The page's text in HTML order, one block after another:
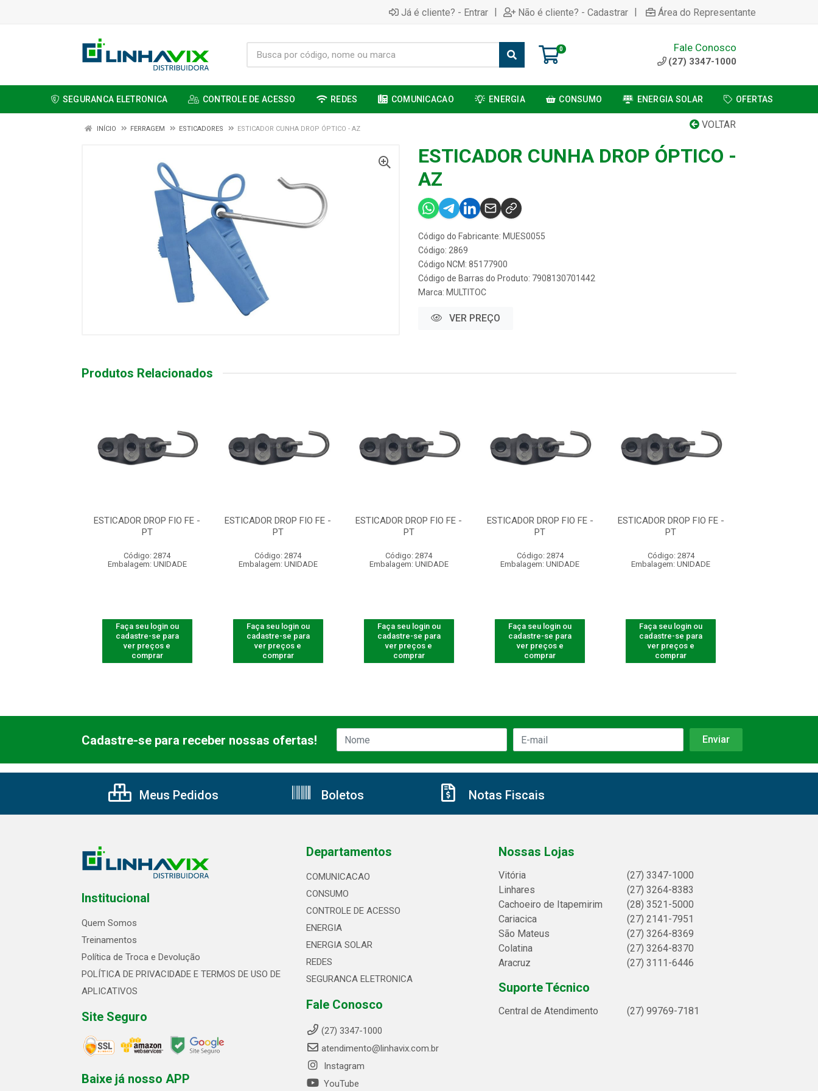
Já é cliente? - Entrar | Não é cliente? - Cadastrar | Área do Representante
0 Fale Conosco
(27) 3347-1000
SEGURANCA ELETRONICA CONTROLE DE ACESSO REDES COMUNICACAO ENERGIA CONSUMO ENERGIA SOLAR OFERTAS
VOLTAR
INÍCIO FERRAGEM ESTICADORES ESTICADOR CUNHA DROP ÓPTICO - AZ
ESTICADOR CUNHA DROP ÓPTICO -
AZ
Código do Fabricante: MUES0055
Código: 2869
Código NCM: 85177900
Código de Barras do Produto: 7908130701442
Marca: MULTITOC
VER PREÇO
Produtos Relacionados
ESTICADOR DROP FIO FE -
PT
Código: 2874
Embalagem: UNIDADE
Faça seu login ou
cadastre-se para
ver preços e
comprar
ESTICADOR DROP FIO FE -
PT
Código: 2874
Embalagem: UNIDADE
Faça seu login ou
cadastre-se para
ver preços e
comprar
ESTICADOR DROP FIO FE -
PT
Código: 2874
Embalagem: UNIDADE
Faça seu login ou
cadastre-se para
ver preços e
comprar
ESTICADOR DROP FIO FE -
PT
Código: 2874
Embalagem: UNIDADE
Faça seu login ou
cadastre-se para
ver preços e
comprar
ESTICADOR DROP FIO FE -
PT
Código: 2874
Embalagem: UNIDADE
Faça seu login ou
cadastre-se para
ver preços e
comprar
Cadastre-se para receber nossas ofertas!
Meus Pedidos Boletos Notas Fiscais
Institucional
Quem Somos
Treinamentos
Política de Troca e Devolução
POLÍTICA DE PRIVACIDADE E TERMOS DE USO DE
APLICATIVOS
Site Seguro
Baixe já nosso APP
Departamentos
COMUNICACAO
CONSUMO
CONTROLE DE ACESSO
ENERGIA
ENERGIA SOLAR
REDES
SEGURANCA ELETRONICA
Fale Conosco
(27) 3347-1000
atendimento@linhavix.com.br
Instagram
YouTube
Nossas Lojas
Vitória
(27) 3347-1000
Linhares
(27) 3264-8383
Cachoeiro de Itapemirim
(28) 3521-5000
Cariacica
(27) 2141-7951
São Mateus
(27) 3264-8369
Colatina
(27) 3264-8370
Aracruz
(27) 3111-6446
Suporte Técnico
Central de Atendimento (27) 99769-7181